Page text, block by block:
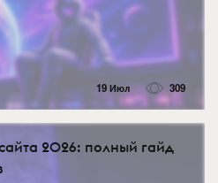
19 Июл 309
2026: полный гайд